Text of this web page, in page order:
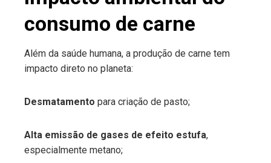
consumo de carne
Além da saúde humana, a produção de carne tem
impacto direto no planeta:
Desmatamento para criação de pasto;
Alta emissão de gases de efeito estufa,
especialmente metano;